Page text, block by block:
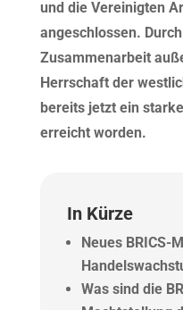
und die Vereinigten
angeschlossen.
Zusammenarbeit
Herrschaft der
bereits jetzt ein
erreicht worden.
In Kürze
Neues BRICS-
Was sind die